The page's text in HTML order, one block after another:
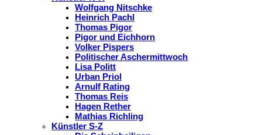
Wolfgang Nitschke
Heinrich Pachl
Thomas Pigor
Pigor und Eichhorn
Volker Pispers
Politischer Aschermittwoch
Lisa Politt
Urban Priol
Arnulf Rating
Thomas Reis
Hagen Rether
Mathias Richling
Künstler S-Z